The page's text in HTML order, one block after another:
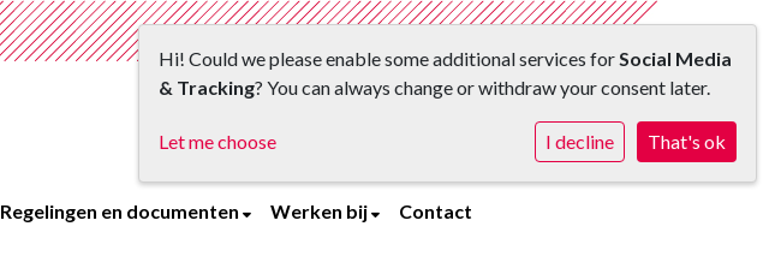
Regelingen en documenten Werken bij Contact
Hi! Could we please enable some additional services forSocial Media
& Tracking? You can always change or withdraw your consent later.
Let me choose I decline That's ok